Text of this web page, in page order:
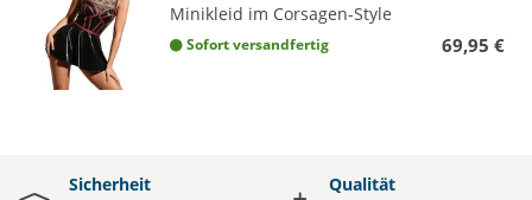
Minikleid im Corsagen-Style
Sofort versandfertig 69,95 €
Sicherheit
Qualität